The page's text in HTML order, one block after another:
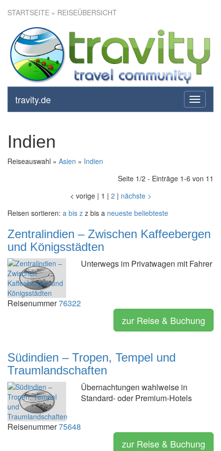
STARTSEITE » REISEÜBERSICHT
toggle
travity.de
Indien
Reiseauswahl » Asien » Indien
Seite 1/2 - Einträge 1-6 von 11
< vorige | 1 | 2 | nächste >
Reisen sortieren: a bis z z bis a neueste beliebteste
Zentralindien – Zwischen Kaffeebergen
und Königsstädten
Unterwegs im Privatwagen mit Fahrer
Reisenummer76322
zur Reise & Buchung
Südindien – Tropen, Tempel und
Traumlandschaften
Übernachtungen wahlweise in
Standard- oder Premium-Hotels
Reisenummer75648
zur Reise & Buchung